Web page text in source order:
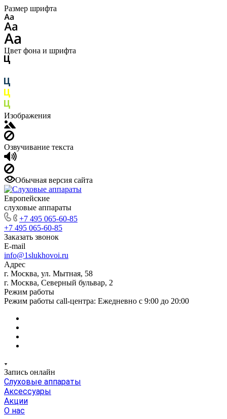
Размер шрифта
Цвет фона и шрифта
Изображения
Озвучивание текста
Обычная версия сайта
Европейские
слуховые аппараты
+7 495 065-60-85
+7 495 065-60-85
Заказать звонок
E-mail
info@1slukhovoi.ru
Адрес
г. Москва, ул. Мытная, 58
г. Москва, Северный бульвар, 2
Режим работы
Режим работы call-центра: Ежедневно с 9:00 до 20:00
Запись онлайн
Слуховые аппараты
Аксессуары
Акции
О нас